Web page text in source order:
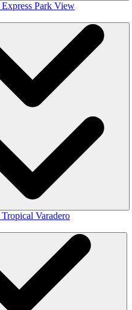
Express Park View
Tropical Varadero